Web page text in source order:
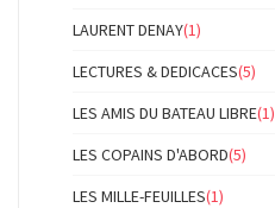
LAURENT DENAY(1)
LECTURES & DEDICACES(5)
LES AMIS DU BATEAU LIBRE(1)
LES COPAINS D'ABORD(5)
LES MILLE-FEUILLES(1)